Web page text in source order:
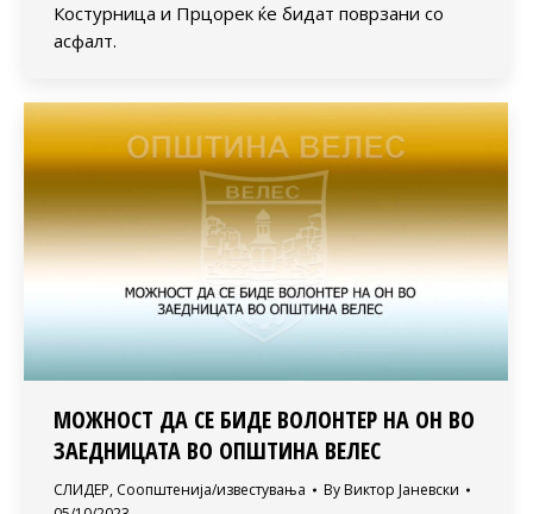
Костурница и Прцорек ќе бидат поврзани со
асфалт.
МОЖНОСТ ДА СЕ БИДЕ ВОЛОНТЕР НА ОН ВО
ЗАЕДНИЦАТА ВО ОПШТИНА ВЕЛЕС
СЛИДЕР, Соопштенија/известувања By Виктор Јаневски